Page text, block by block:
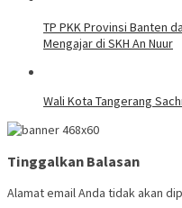
TP PKK Provinsi Banten
Mengajar di SKH An Nuur
Wali Kota Tangerang
Tinggalkan Balasan
Alamat email Anda tidak akan